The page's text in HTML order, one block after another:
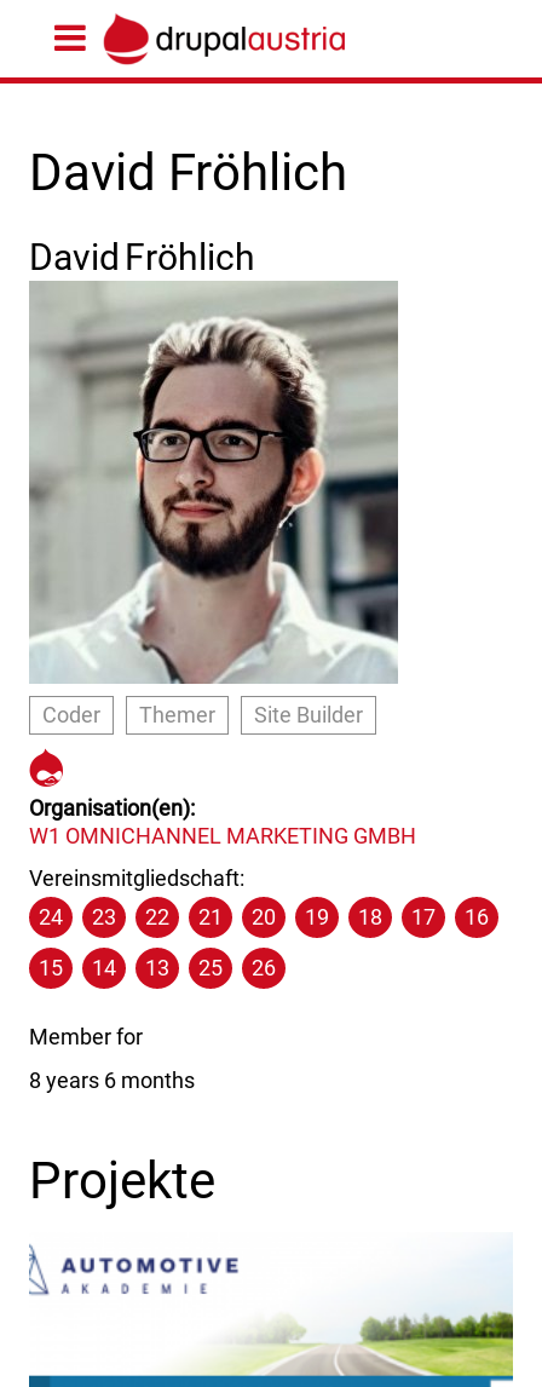
David Fröhlich
David Fröhlich
Coder Themer Site Builder
https://www.drupal.org/u/
Organisation(en)
W1 OMNICHANNEL MARKETING GMBH
Vereinsmitgliedschaft:
24
23 22 21 20 19 18 17
16
15
14 13 25 26
Member for
8 years 6 months
Projekte